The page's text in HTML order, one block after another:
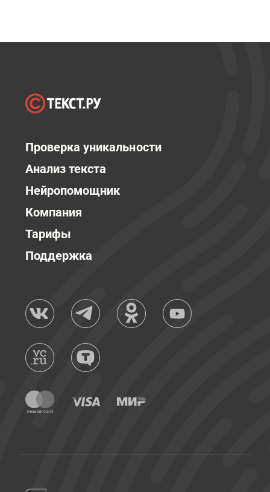
Проверка уникальности
Анализ текста
Нейропомощник
Компания
Тарифы
Поддержка